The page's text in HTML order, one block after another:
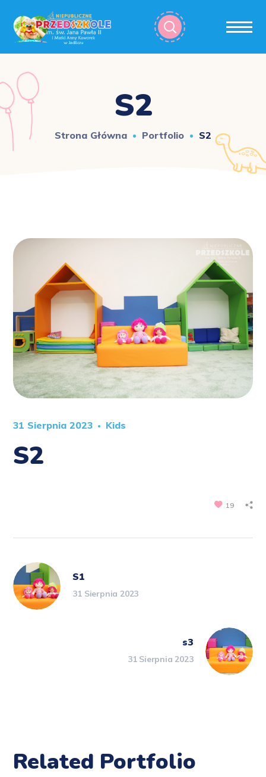
S2
Strona Główna Portfolio S2
31 Sierpnia 2023 Kids
S2
19
S1
31 Sierpnia 2023
s3
31 Sierpnia 2023
Related Portfolio